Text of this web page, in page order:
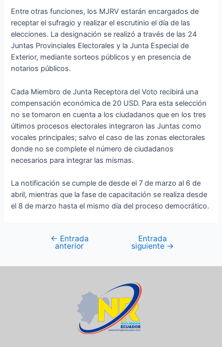
Entre otras funciones, los MJRV estarán encargados de
receptar el sufragio y realizar el escrutinio el día de las
elecciones. La designación se realizó a través de las 24
Juntas Provinciales Electorales y la Junta Especial de
Exterior, mediante sorteos públicos y en presencia de
notarios públicos.
Cada Miembro de Junta Receptora del Voto recibirá una
compensación económica de 20 USD. Para esta selección
no se tomaron en cuenta a los ciudadanos que en los tres
últimos procesos electorales integraron las Juntas como
vocales principales; salvo el caso de las zonas electorales
donde no se complete el número de ciudadanos
necesarios para integrar las mismas.
La notificación se cumple de desde el 7 de marzo al 6 de
abril, mientras que la fase de capacitación se realiza desde
el 8 de marzo hasta el mismo día del proceso democrático.
← Entrada
anterior
Entrada
siguiente →